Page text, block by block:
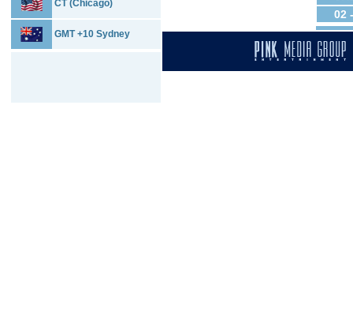
CT (Chicago)
GMT +10 Sydney
02